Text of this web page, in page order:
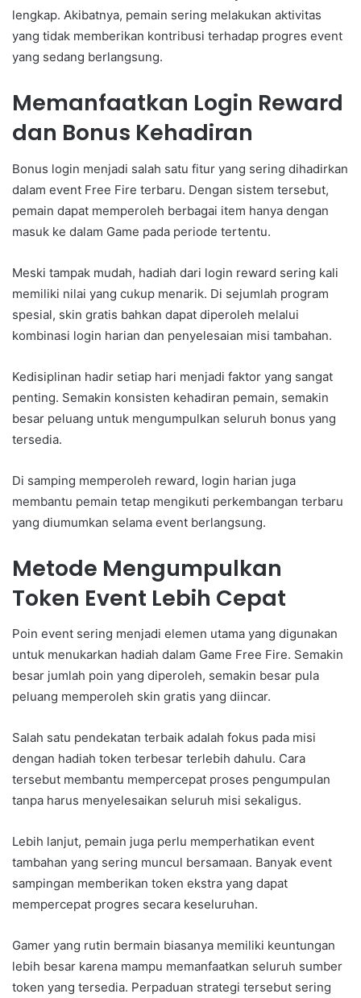
lengkap. Akibatnya, pemain sering melakukan aktivitas
yang tidak memberikan kontribusi terhadap progres event
yang sedang berlangsung.
Memanfaatkan Login Reward
dan Bonus Kehadiran
Bonus login menjadi salah satu fitur yang sering dihadirkan
dalam event Free Fire terbaru. Dengan sistem tersebut,
pemain dapat memperoleh berbagai item hanya dengan
masuk ke dalam Game pada periode tertentu.
Meski tampak mudah, hadiah dari login reward sering kali
memiliki nilai yang cukup menarik. Di sejumlah program
spesial, skin gratis bahkan dapat diperoleh melalui
kombinasi login harian dan penyelesaian misi tambahan.
Kedisiplinan hadir setiap hari menjadi faktor yang sangat
penting. Semakin konsisten kehadiran pemain, semakin
besar peluang untuk mengumpulkan seluruh bonus yang
tersedia.
Di samping memperoleh reward, login harian juga
membantu pemain tetap mengikuti perkembangan terbaru
yang diumumkan selama event berlangsung.
Metode Mengumpulkan
Token Event Lebih Cepat
Poin event sering menjadi elemen utama yang digunakan
untuk menukarkan hadiah dalam Game Free Fire. Semakin
besar jumlah poin yang diperoleh, semakin besar pula
peluang memperoleh skin gratis yang diincar.
Salah satu pendekatan terbaik adalah fokus pada misi
dengan hadiah token terbesar terlebih dahulu. Cara
tersebut membantu mempercepat proses pengumpulan
tanpa harus menyelesaikan seluruh misi sekaligus.
Lebih lanjut, pemain juga perlu memperhatikan event
tambahan yang sering muncul bersamaan. Banyak event
sampingan memberikan token ekstra yang dapat
mempercepat progres secara keseluruhan.
Gamer yang rutin bermain biasanya memiliki keuntungan
lebih besar karena mampu memanfaatkan seluruh sumber
token yang tersedia. Perpaduan strategi tersebut sering